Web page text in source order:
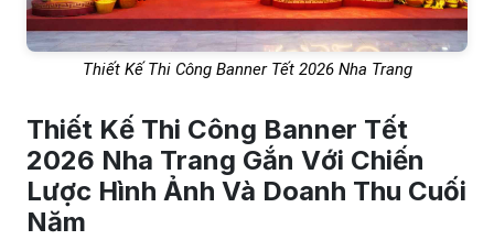
Thiết Kế Thi Công Banner Tết 2026 Nha Trang
Thiết Kế Thi Công Banner Tết
2026 Nha Trang Gắn Với Chiến
Lược Hình Ảnh Và Doanh Thu Cuối
Năm